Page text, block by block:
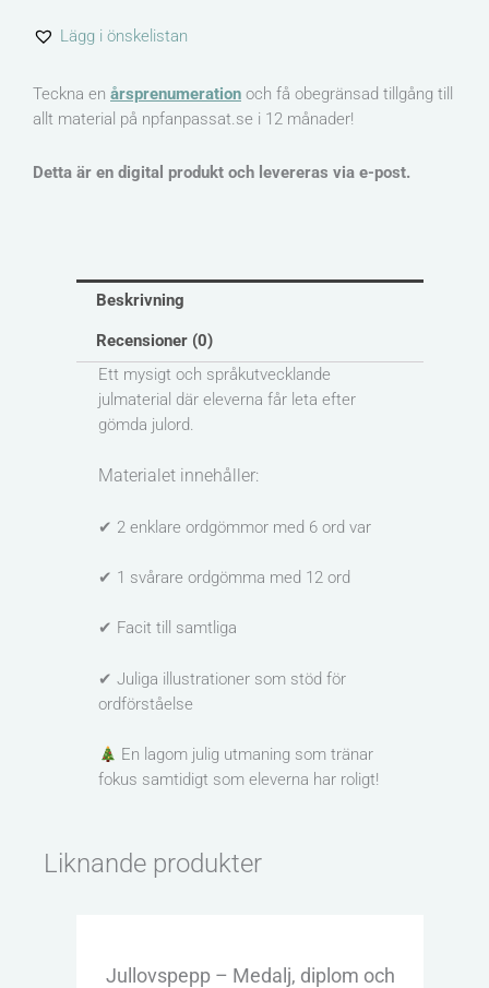
mängdLägg i önskelistan
Teckna en årsprenumeration och få obegränsad tillgång till
allt material på npfanpassat.se i 12 månader!
Detta är en digital produkt och levereras via e-post.
Beskrivning
Recensioner (0)
Ett mysigt och språkutvecklande
julmaterial där eleverna får leta efter
gömda julord.
Materialet innehåller:
✔ 2 enklare ordgömmor med 6 ord var
✔ 1 svårare ordgömma med 12 ord
✔ Facit till samtliga
✔ Juliga illustrationer som stöd för
ordförståelse
En lagom julig utmaning som tränar
fokus samtidigt som eleverna har roligt!
Liknande produkter
Jullovspepp – Medalj, diplom och